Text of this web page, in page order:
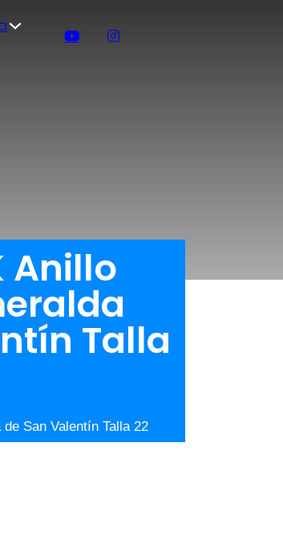
Anillo
Talla
San Valentín Talla 22